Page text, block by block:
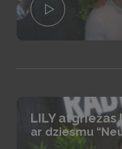
LILY
ar dziesmu